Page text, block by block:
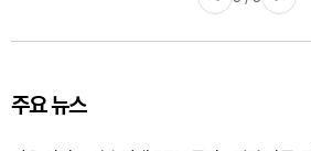
주요 뉴스